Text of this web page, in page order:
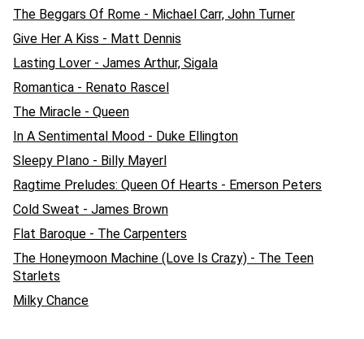
The Beggars Of Rome - Michael Carr, John Turner
Give Her A Kiss - Matt Dennis
Lasting Lover - James Arthur, Sigala
Romantica - Renato Rascel
The Miracle - Queen
In A Sentimental Mood - Duke Ellington
Sleepy PIano - Billy Mayerl
Ragtime Preludes: Queen Of Hearts - Emerson Peters
Cold Sweat - James Brown
Flat Baroque - The Carpenters
The Honeymoon Machine (Love Is Crazy) - The Teen
Starlets
Milky Chance